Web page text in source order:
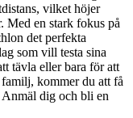
vilket höjer
Med en stark fokus på
det perfekta
som vill testa sina
tävla eller bara för att
kommer du att få
dig och bli en